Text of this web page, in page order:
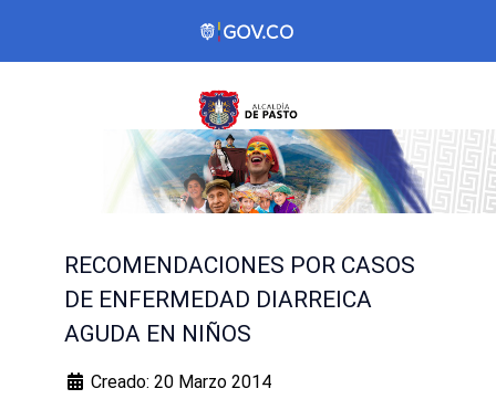
RECOMENDACIONES POR CASOS
DE ENFERMEDAD DIARREICA
AGUDA EN NIÑOS
Creado: 20 Marzo 2014